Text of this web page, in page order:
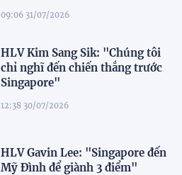
09:06 31/07/2026
HLV Kim Sang Sik: "Chúng tôi
chỉ nghĩ đến chiến thắng trước
Singapore"
12:38 30/07/2026
HLV Gavin Lee: "Singapore đến
Mỹ Đình để giành 3 điểm"